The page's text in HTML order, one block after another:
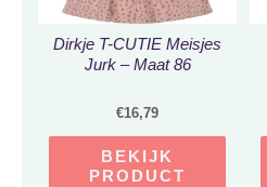
Dirkje T-CUTIE Meisjes
Jurk – Maat 86
€16,79
BEKIJK
PRODUCT